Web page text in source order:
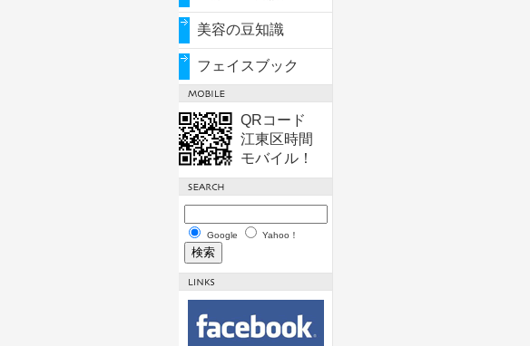
美容の豆知識
フェイスブック
QRコード
江東区時間
モバイル！
Google Yahoo！